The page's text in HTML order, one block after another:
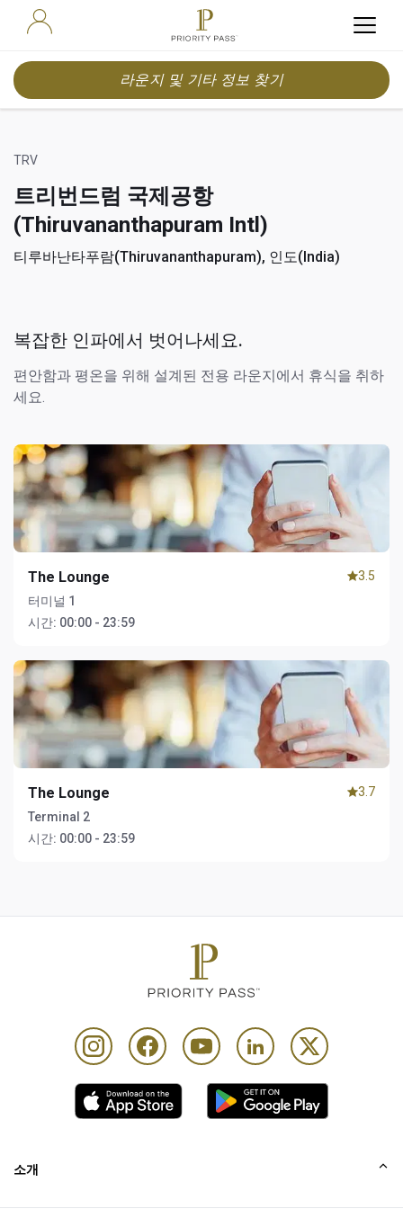
라운지 및 기타 정보 찾기
TRV
트리번드럼 국제공항
(Thiruvananthapuram Intl)
티루바난타푸람(Thiruvananthapuram), 인도(India)
복잡한 인파에서 벗어나세요.
편안함과 평온을 위해 설계된 전용 라운지에서 휴식을 취하
세요.
The Lounge
터미널 1
시간: 00:00 - 23:59
3.5
The Lounge
Terminal 2
시간: 00:00 - 23:59
3.7
소개